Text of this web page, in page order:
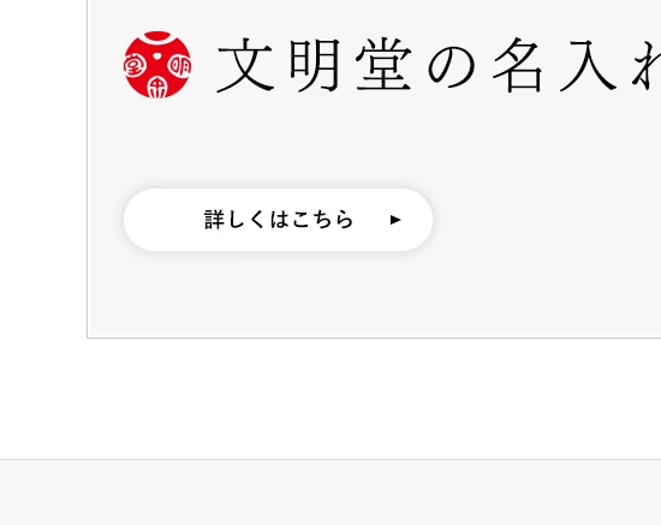
カステラ巻・三笠山
カステラ巻 三笠山どら焼き